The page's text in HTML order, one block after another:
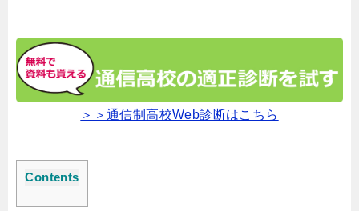
＞＞通信制高校Web診断はこちら
Contents